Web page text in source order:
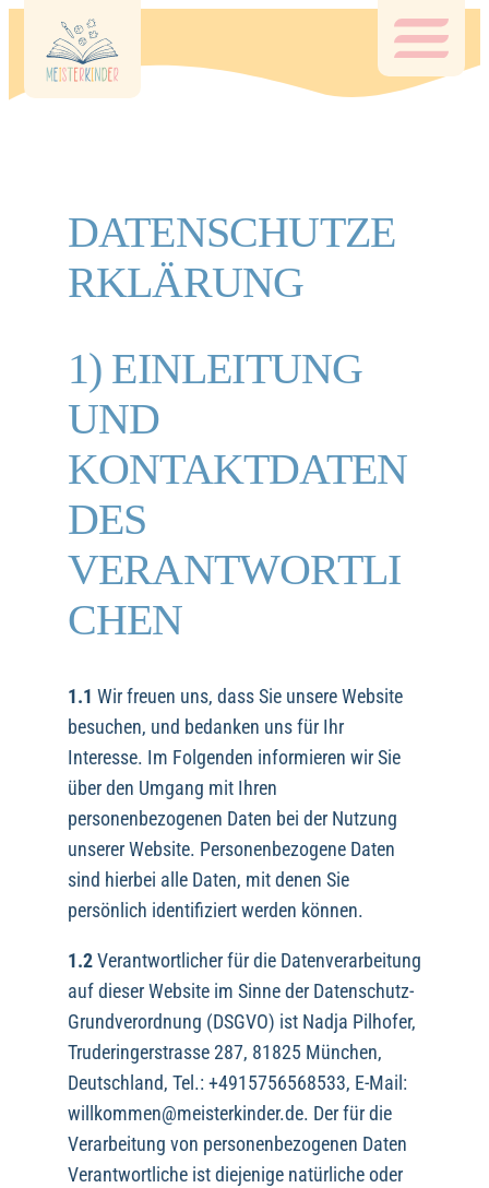
Inhalt
springen
DATENSCHUTZE
RKLÄRUNG
1) EINLEITUNG
UND
KONTAKTDATEN
DES
VERANTWORTLI
CHEN
1.1 Wir freuen uns, dass Sie unsere Website
besuchen, und bedanken uns für Ihr
Interesse. Im Folgenden informieren wir Sie
über den Umgang mit Ihren
personenbezogenen Daten bei der Nutzung
unserer Website. Personenbezogene Daten
sind hierbei alle Daten, mit denen Sie
persönlich identifiziert werden können.
1.2Verantwortlicher für die Datenverarbeitung
auf dieser Website im Sinne der Datenschutz-
Grundverordnung (DSGVO) ist Nadja Pilhofer,
Truderingerstrasse 287, 81825 München,
Deutschland, Tel.: +4915756568533, E-Mail:
willkommen@meisterkinder.de. Der für die
Verarbeitung von personenbezogenen Daten
Verantwortliche ist diejenige natürliche oder